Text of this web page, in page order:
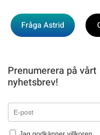
Fråga Astrid
Prenumerera på vårt
nyhetsbrev!